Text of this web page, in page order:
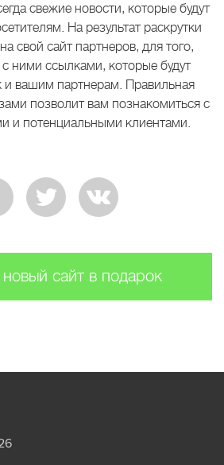
свежие новости, которые будут
На результат раскрутки
свой сайт партнеров, для того,
ними ссылками, которые будут
и вашим партнерам. Правильная
позволит вам познакомиться с
и потенциальными клиентами.
сайт в подарок